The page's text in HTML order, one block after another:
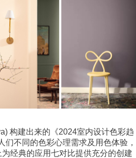
构建出来的《2024室内设计色彩趋
们不同的色彩心理需求及用色体验，
经典的应用七对比提供充分的创建